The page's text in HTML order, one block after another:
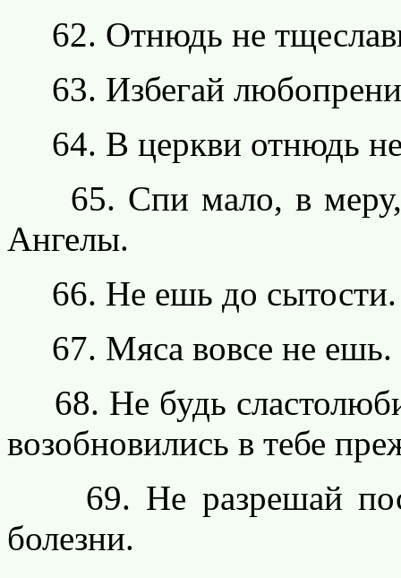
62. Отнюдь не
63. Избегай
64. В церкви отнюдь
65. Спи мало, в меру,
Ангелы.
66. Не ешь до сытости.
67. Мяса вовсе не ешь.
68. Не будь
возобновились в тебе
69. Не разрешай
болезни.